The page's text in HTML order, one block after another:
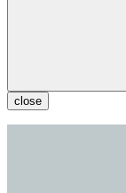
close